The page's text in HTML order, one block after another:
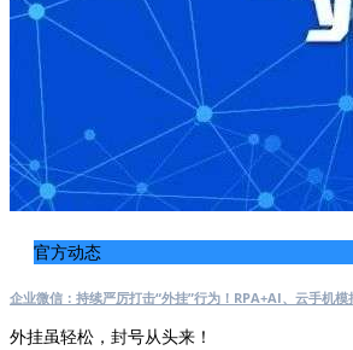
官方动态
企业微信：持续严厉打击“外挂”行为！RPA+AI、云手机模
外挂虽轻松，封号从头来！